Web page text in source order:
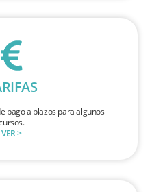
pago a plazos para algunos
VER >